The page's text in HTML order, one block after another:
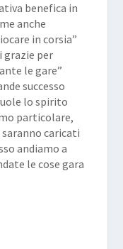
benefica in
anche
in corsia”
per
le gare”
successo
lo spirito
particolare,
saranno caricati
andiamo a
le cose gara